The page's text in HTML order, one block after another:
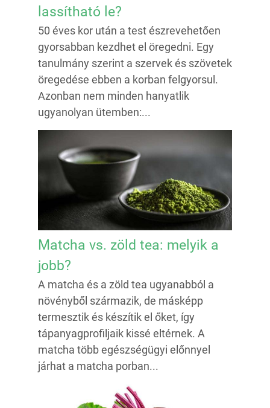
lassítható le?
50 éves kor után a test észrevehetően
gyorsabban kezdhet el öregedni. Egy
tanulmány szerint a szervek és szövetek
öregedése ebben a korban felgyorsul.
Azonban nem minden hanyatlik
ugyanolyan ütemben:...
Matcha vs. zöld tea: melyik a
jobb?
A matcha és a zöld tea ugyanabból a
növényből származik, de másképp
termesztik és készítik el őket, így
tápanyagprofiljaik kissé eltérnek. A
matcha több egészségügyi előnnyel
járhat a matcha porban...